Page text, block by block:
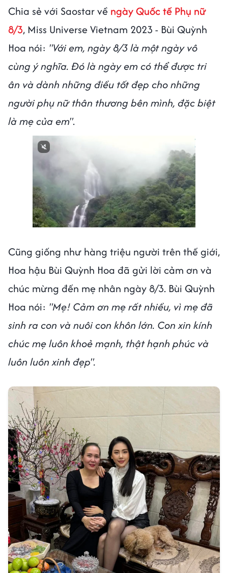
Chia sẻ với Saostar về ngày Quốc tế Phụ nữ
8/3, Miss Universe Vietnam 2023 - Bùi Quỳnh
Hoa nói: "Với em, ngày 8/3 là một ngày vô
cùng ý nghĩa. Đó là ngày em có thể được tri
ân và dành những điều tốt đẹp cho những
người phụ nữ thân thương bên mình, đặc biệt
là mẹ của em".
Cũng giống như hàng triệu người trên thế giới,
Hoa hậu Bùi Quỳnh Hoa đã gửi lời cảm ơn và
chúc mừng đến mẹ nhân ngày 8/3. Bùi Quỳnh
Hoa nói: "Mẹ! Cảm ơn mẹ rất nhiều, vì mẹ đã
sinh ra con và nuôi con khôn lớn. Con xin kính
chúc mẹ luôn khoẻ mạnh, thật hạnh phúc và
luôn luôn xinh đẹp".